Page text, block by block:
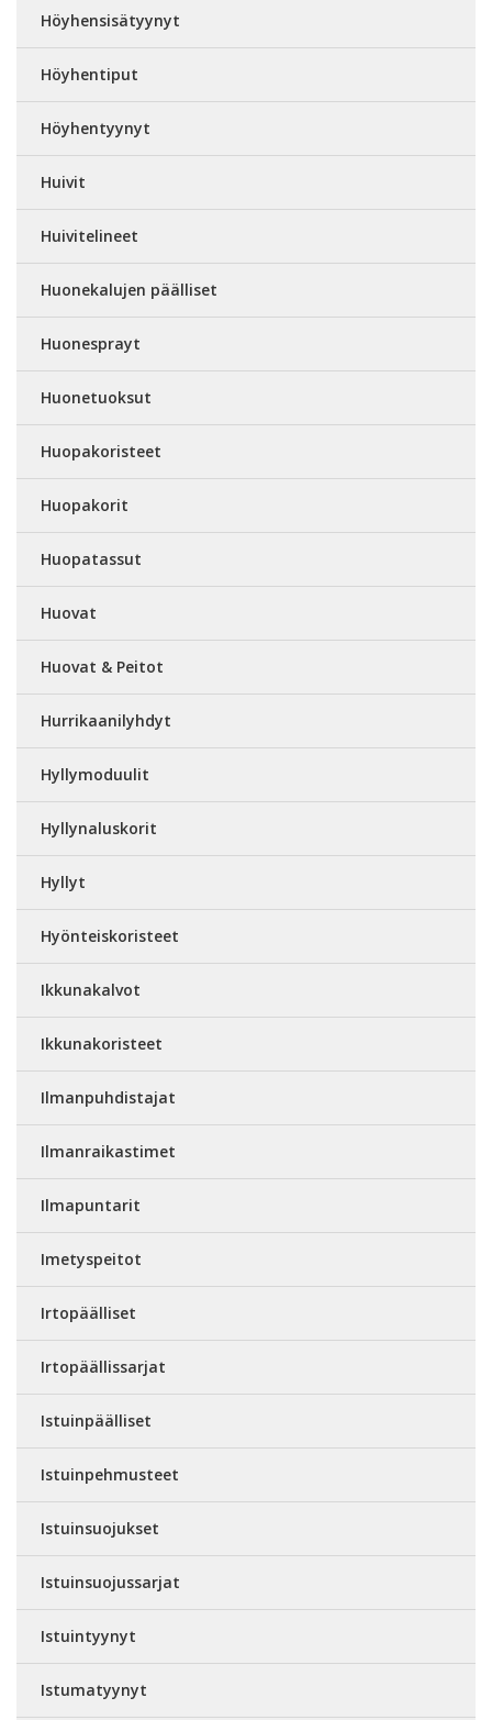
Höyhensisätyynyt
Höyhentiput
Höyhentyynyt
Huivit
Huivitelineet
Huonekalujen päälliset
Huonesprayt
Huonetuoksut
Huopakoristeet
Huopakorit
Huopatassut
Huovat
Huovat & Peitot
Hurrikaanilyhdyt
Hyllymoduulit
Hyllynaluskorit
Hyllyt
Hyönteiskoristeet
Ikkunakalvot
Ikkunakoristeet
Ilmanpuhdistajat
Ilmanraikastimet
Ilmapuntarit
Imetyspeitot
Irtopäälliset
Irtopäällissarjat
Istuinpäälliset
Istuinpehmusteet
Istuinsuojukset
Istuinsuojussarjat
Istuintyynyt
Istumatyynyt